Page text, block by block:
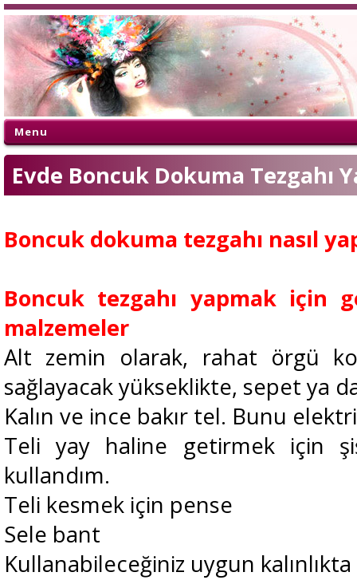
Menu
Evde Boncuk Dokuma Tezgahı
Boncuk dokuma tezgahı nasıl
Boncuk tezgahı yapmak için
malzemeler
Alt zemin olarak, rahat örgü
sağlayacak yükseklikte, sepet ya
Kalın ve ince bakır tel. Bunu
Teli yay haline getirmek için
kullandım.
Teli kesmek için pense
Sele bant
Kullanabileceğiniz uygun